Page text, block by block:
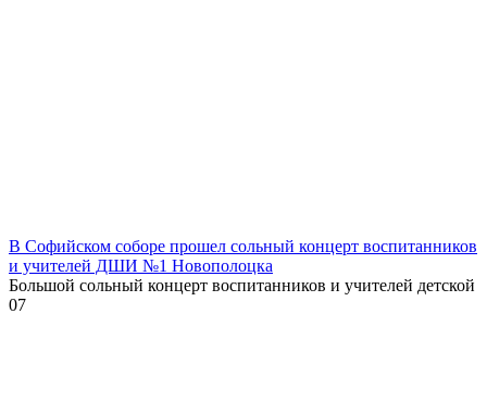
В Софийском соборе прошел сольный концерт воспитанников
и учителей ДШИ №1 Новополоцка
Большой сольный концерт воспитанников и учителей детской
07